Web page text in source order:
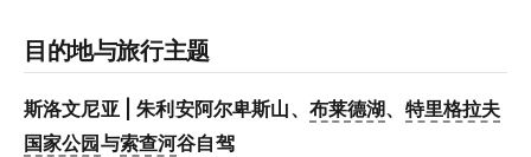
目的地与旅行主题
斯洛文尼亚 | 朱利安阿尔卑斯山、 布莱德湖、 特里格拉夫
国家公园与索查河谷自驾